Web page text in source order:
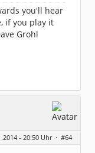
you'll hear
if you play it
Grohl
- 20:50 Uhr · #64